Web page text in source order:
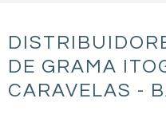
DE GRAMA
CARAVELAS -